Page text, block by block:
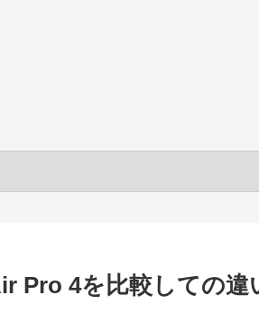
Pro 4を比較しての違